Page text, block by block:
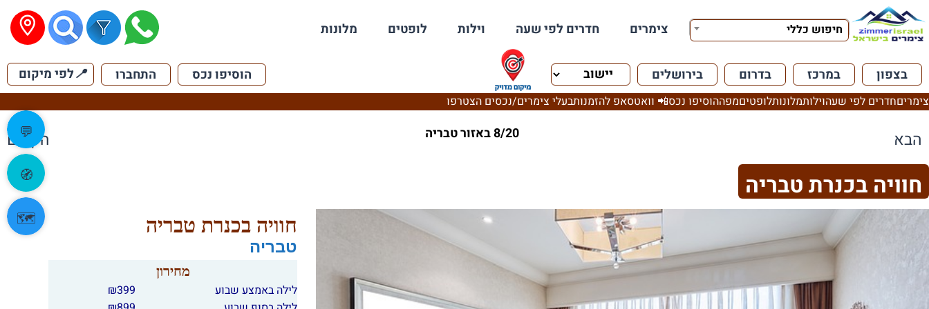
חיפוש כללי צימרים חדרים לפי שעה וילות לופטים מלונות
בצפון במרכז בדרום בירושלים הוסיפו נכס התחברו 📍לפי מיקום
צימריםחדרים לפי שעהוילותמלונותלופטיםמפההוסיפו נכס📲 וואטסאפ להזמנותבעלי צימרים/נכסים הצטרפו
הבא 8/20 באזור טבריה הקודם
חוויה בכנרת טבריה
חוויה בכנרת טבריה
טבריה
מחירון
לילה באמצע שבוע 399
₪
💬
🧭
🗺️